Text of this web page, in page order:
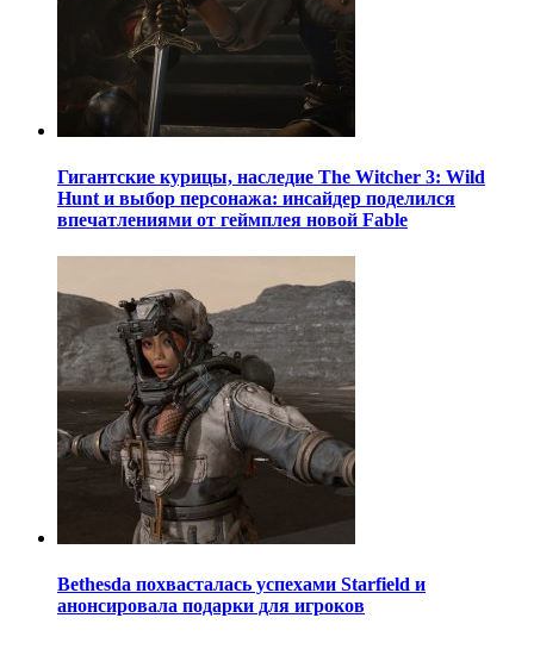
Гигантские курицы, наследие The Witcher 3: Wild
Hunt и выбор персонажа: инсайдер поделился
впечатлениями от геймплея новой Fable
Bethesda похвасталась успехами Starfield и
анонсировала подарки для игроков